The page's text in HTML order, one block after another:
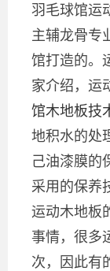
羽毛球馆运
主辅龙骨专
馆打造的。
家介绍，运
馆木地板技
地积水的处
己油漆膜的
采用的保养
运动木地板
事情，很多
次，因此有